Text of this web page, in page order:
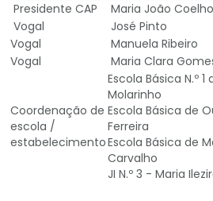
Presidente CAP
Maria João Coelho
Vogal
José Pinto
Vogal
Manuela Ribeiro
Vogal
Maria Clara
Coordenação de
escola /
estabelecimento
Escola Básica N.º
Molarinho
Escola Básica de
Ferreira
Escola Básica de
Carvalho
JI N.º 3 - Maria